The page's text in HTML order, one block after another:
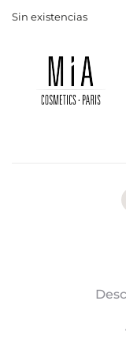
Sin existencias